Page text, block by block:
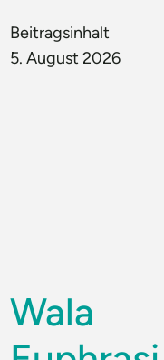
Beitragsinhalt
5. August 2026
Wala